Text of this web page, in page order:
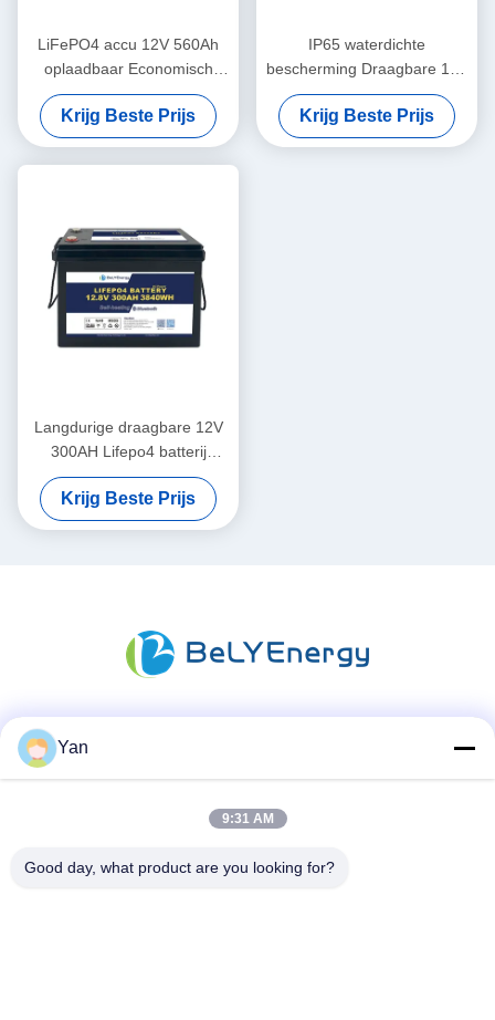
LiFePO4 accu 12V 560Ah
oplaadbaar Economisch
5000 cycli 12v Lifepo4 accu
Krijg Beste Prijs
IP65 waterdichte
bescherming Draagbare 12V
460Ah LiFePo4 lange
levensduur batterij voor
camper
Krijg Beste Prijs
Langdurige draagbare 12V
300AH Lifepo4 batterij
Nieuwe A-cellen lange
levensduur
Krijg Beste Prijs
Yan
9:31 AM
Good day, what product are you looking for?